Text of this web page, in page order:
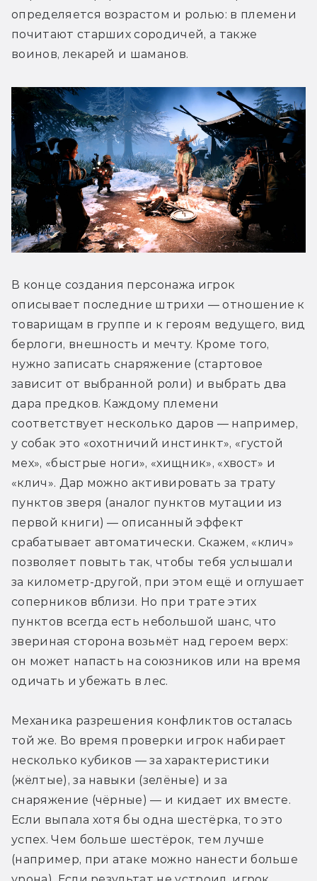
определяется возрастом и ролью: в племени
почитают старших сородичей, а также
воинов, лекарей и шаманов.
В конце создания персонажа игрок
описывает последние штрихи — отношение к
товарищам в группе и к героям ведущего, вид
берлоги, внешность и мечту. Кроме того,
нужно записать снаряжение (стартовое
зависит от выбранной роли) и выбрать два
дара предков. Каждому племени
соответствует несколько даров — например,
у собак это «охотничий инстинкт», «густой
мех», «быстрые ноги», «хищник», «хвост» и
«клич». Дар можно активировать за трату
пунктов зверя (аналог пунктов мутации из
первой книги) — описанный эффект
срабатывает автоматически. Скажем, «клич»
позволяет повыть так, чтобы тебя услышали
за километр-другой, при этом ещё и оглушает
соперников вблизи. Но при трате этих
пунктов всегда есть небольшой шанс, что
звериная сторона возьмёт над героем верх:
он может напасть на союзников или на время
одичать и убежать в лес.
Механика разрешения конфликтов осталась
той же. Во время проверки игрок набирает
несколько кубиков — за характеристики
(жёлтые), за навыки (зелёные) и за
снаряжение (чёрные) — и кидает их вместе.
Если выпала хотя бы одна шестёрка, то это
успех. Чем больше шестёрок, тем лучше
(например, при атаке можно нанести больше